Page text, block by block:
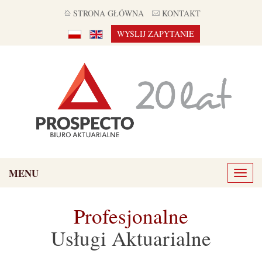
STRONA GŁÓWNA
KONTAKT
WYŚLIJ ZAPYTANIE
MENU
Toggle
Profesjonalne
Usługi Aktuarialne